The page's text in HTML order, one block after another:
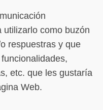
utilizarlo como buzón
respuestras y que
etc. que les gustaría
Web.